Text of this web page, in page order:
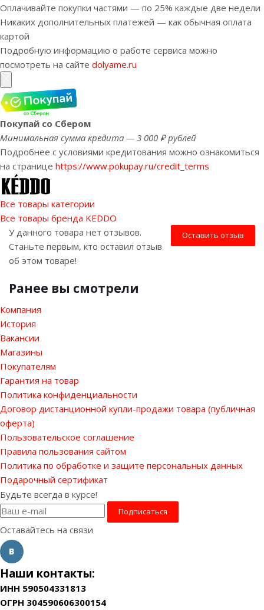
Оплачивайте покупки частями — по 25% каждые две недели
Никаких дополнительных платежей — как обычная оплата
картой
Подробную информацию о работе сервиса можно
посмотреть на сайте dolyame.ru
Покупай со Сбером
Минимальная сумма кредита — 3 000 ₽ рублей
Подробнее с условиями кредитования можно ознакомиться
на странице https://www.pokupay.ru/credit_terms
Все товары категории
Все товары бренда KEDDO
Оставить отзыв
У данного товара нет отзывов.
Станьте первым, кто оставил отзыв
об этом товаре!
Ранее вы смотрели
Компания
История
Вакансии
Магазины
Покупателям
Гарантия на товар
Политика конфиденциальности
Договор дистанционной купли-продажи товара (публичная
оферта)
Пользовательское соглашение
Правила пользования сайтом
Политика по обработке и защите персональных данных
Подарочный сертификат
Будьте всегда в курсе!
Оставайтесь на связи
Наши контакты:
ИНН 590504331813
ОГРН 304590606300154